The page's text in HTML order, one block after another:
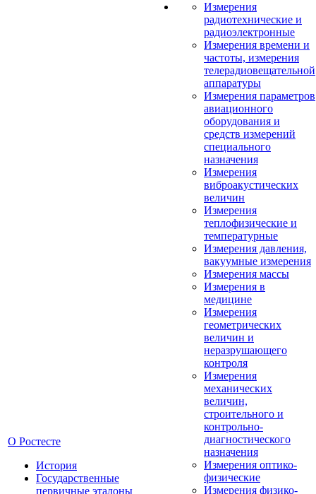
О Ростесте
История
Государственные
первичные эталоны
Измерения
радиотехнические и
радиоэлектронные
Измерения времени и
частоты, измерения
телерадиовещательной
аппаратуры
Измерения параметров
авиационного
оборудования и
средств измерений
специального
назначения
Измерения
виброакустических
величин
Измерения
теплофизические и
температурные
Измерения давления,
вакуумные измерения
Измерения массы
Измерения в
медицине
Измерения
геометрических
величин и
неразрушающего
контроля
Измерения
механических
величин,
строительного и
контрольно-
диагностического
назначения
Измерения оптико-
физические
Измерения физико-